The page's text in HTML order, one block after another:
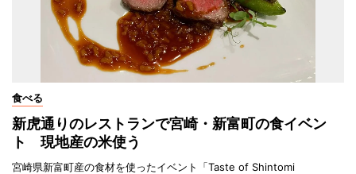
食べる
新虎通りのレストランで宮崎・新富町の食イベン
ト 現地産の米使う
宮崎県新富町産の食材を使ったイベント「Taste of Shintomi